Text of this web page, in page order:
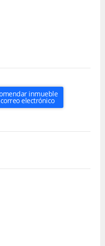
inmueble
electrónico